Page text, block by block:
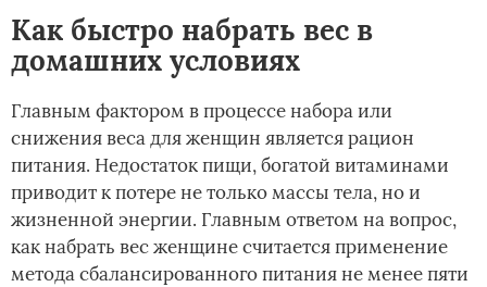
Как быстро набрать вес в
домашних условиях
Главным фактором в процессе набора или
снижения веса для женщин является рацион
питания. Недостаток пищи, богатой витаминами
приводит к потере не только массы тела, но и
жизненной энергии. Главным ответом на вопрос,
как набрать вес женщине считается применение
метода сбалансированного питания не менее пяти